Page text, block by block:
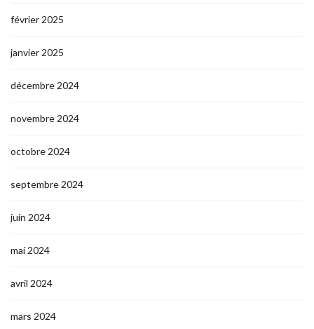
février 2025
janvier 2025
décembre 2024
novembre 2024
octobre 2024
septembre 2024
juin 2024
mai 2024
avril 2024
mars 2024